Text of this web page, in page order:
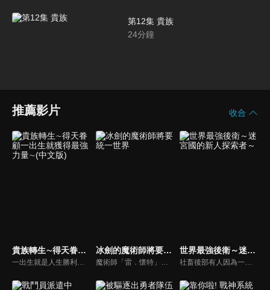
第12集 貴族
24分鐘
推薦影片 收合
貴族轉生∼得天眷顧一出生就獲得最強力量∼(中文版)
一出生就是人生勝利組的皇帝第十三子，加上與生俱來的等級無上限∞，以及能將追隨者的能力加諸於己身的作弊級技能。他是世界最強的6歲小孩・諾亞。透過轉生成為貴族，在優越的教育與豐富資源的支援下，綻放自己的才能。然而華麗的貴族社會背後卻是暗潮洶湧，陰謀與權力鬥爭從未停歇。
冰劍的魔術師將要統一世界
魔術師「雷．懷特」，被譽為世界最強的「冰劍魔法師」，他因懼怕自己過於強大的力量，所以從戰場上消失，隱藏身分進入魔術世界中的菁英至上學校——「亞諾爾德魔術學院」。他是學院有史以來唯一一個普通家庭出身的魔術師，得時時刻刻忍受從周遭貴族投來的蔑視。然而其他人並不知道，他們所歧視的人，正是被現世所謳歌為世界七大魔術師之中最強的「冰劍魔術師」！
世界最強後衛～迷宮國的新人探索者～
社畜後部有人因為一場意外事故，轉生到了被稱為「迷宮國」的異世界。在那裡，成為迷宮探索者的有人，獲得的竟是不明職業「後衛」。那是兼具攻擊和防禦，以及治療能力的萬能支援職！與神秘的亞人傭兵少女、轉生前的美女上司，以及一群個性鮮明的夥伴們一起，有人一步步爬升迷宮國的序列！「──各位，我來『支援』！」他的支援，強化了力量與情誼──最強支援職的冒險譚，正式揭幕！